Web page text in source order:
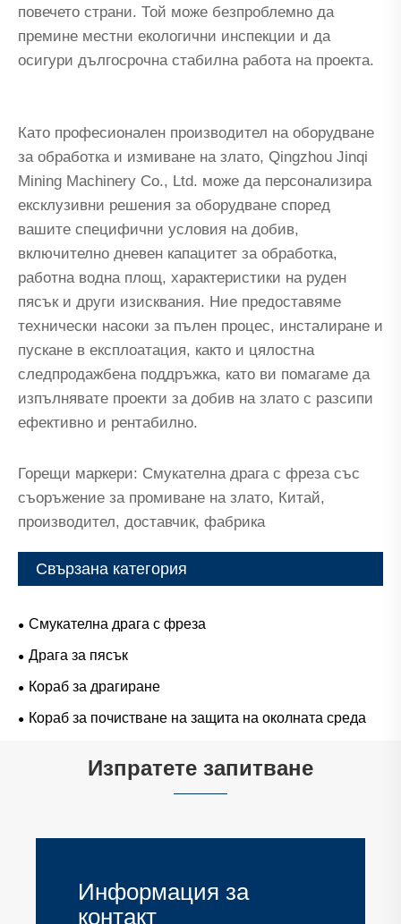
повечето страни. Той може безпроблемно да
премине местни екологични инспекции и да
осигури дългосрочна стабилна работа на проекта.
Като професионален производител на оборудване
за обработка и измиване на злато, Qingzhou Jinqi
Mining Machinery Co., Ltd. може да персонализира
ексклузивни решения за оборудване според
вашите специфични условия на добив,
включително дневен капацитет за обработка,
работна водна площ, характеристики на руден
пясък и други изисквания. Ние предоставяме
технически насоки за пълен процес, инсталиране и
пускане в експлоатация, както и цялостна
следпродажбена поддръжка, като ви помагаме да
изпълнявате проекти за добив на злато с разсипи
ефективно и рентабилно.
Горещи маркери: Смукателна драга с фреза със
съоръжение за промиване на злато, Китай,
производител, доставчик, фабрика
Свързана категория
Смукателна драга с фреза
Драга за пясък
Кораб за драгиране
Кораб за почистване на защита на околната среда
Изпратете запитване
Информация за
контакт